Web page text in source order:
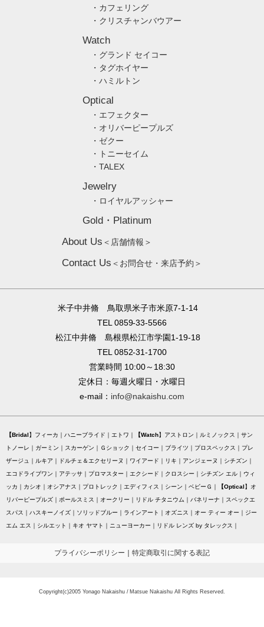
・カフェリング
・クリスチャンバウアー
Watch
・グランド セイコー
・タグホイヤー
・ハミルトン
Optical
・エフェクター
・オリバーピープルズ
・ゼクー
・トニーセイム
・TALEX
Jewelry
・ロイヤルアッシャー
Gold・Platinum
About Us ＜店舗情報＞
Contact Us ＜お問合せ・来店予約＞
米子中井脩 鳥取県米子市米原7-1-14
TEL 0859-33-5566
松江中井脩 島根県松江市学園1-19-18
TEL 0852-31-1700
営業時間 10:00～18:30
定休日：毎週火曜日・水曜日
e-mail： info@nakaishu.com
Bridal フィーカ ハニーブライド エトワ Watch アストロン ルミノックス
サン
トノーレ
ガーミン スカーゲン Ｇショック セイコー ブライツ プロスペックス
プレ
ザージュ
ルキア ドルチェ＆エクセリーヌ ワイアード リキ アンジェーヌ
シチズン
エコドライブワン
アテッサ プロマスター エクシード クロスシー シチズン エル
ウィ
ッカ
カシオ オシアナス プロトレック エディフィス シーン ベビーＧ Optical
オ
リバーピープルズ
ポールスミス オークリー リドル チタニウム バネリーナ
スペックエ
スパス
ハスキーノイズ ソリッドブルー ラインアート オズニス オー ティー オー
ジー
エム エス
シルエット キオ ヤマト ニューヨーカー リドル レンズ by タレックス
プライバシーポリシー ｜ 特定商取引に関する表記
Copyright(c)2005 Yonago Nakaishu / Matsue Nakaishu All Rights Reserved.